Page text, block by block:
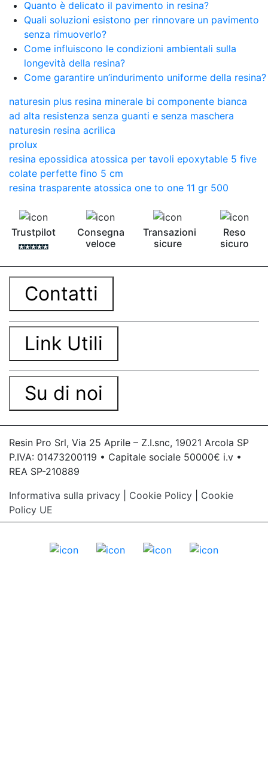
Quanto è delicato il pavimento in resina?
Quali soluzioni esistono per rinnovare un pavimento
senza rimuoverlo?
Come influiscono le condizioni ambientali sulla
longevità della resina?
Come garantire un’indurimento uniforme della resina?
naturesin plus resina minerale bi componente bianca
ad alta resistenza senza guanti e senza maschera
naturesin resina acrilica
prolux
resina epossidica atossica per tavoli epoxytable 5 five
colate perfette fino 5 cm
resina trasparente atossica one to one 11 gr 500
Trustpilot
Consegna
veloce
Transazioni
sicure
Reso
sicuro
Contatti
Link Utili
Su di noi
Resin Pro Srl, Via 25 Aprile – Z.I.snc, 19021 Arcola SP
P.IVA: 01473200119 • Capitale sociale 50000€ i.v •
REA SP-210889
Informativa sulla privacy
Cookie Policy
Cookie
Policy UE